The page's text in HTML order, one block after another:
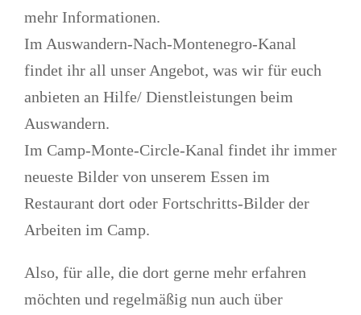
mehr Informationen.
Im Auswandern-Nach-Montenegro-Kanal
findet ihr all unser Angebot, was wir für euch
anbieten an Hilfe/ Dienstleistungen beim
Auswandern.
Im Camp-Monte-Circle-Kanal findet ihr immer
neueste Bilder von unserem Essen im
Restaurant dort oder Fortschritts-Bilder der
Arbeiten im Camp.
Also, für alle, die dort gerne mehr erfahren
möchten und regelmäßig nun auch über